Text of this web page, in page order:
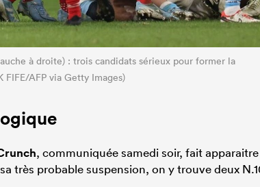
à droite) : trois candidats sérieux pour former la
AFP via Getty Images)
, communiquée samedi soir, fait apparaitre
très probable suspension, on y trouve deux